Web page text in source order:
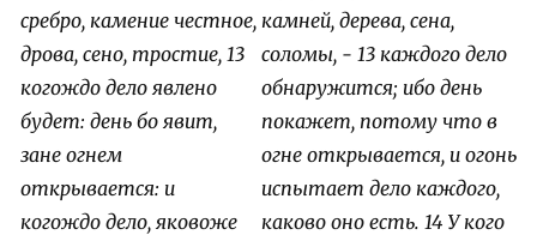
сребро, камение честное,
дрова, сено, тростие, 13
когождо дело явлено
будет: день бо явит,
зане огнем
открывается: и
когождо дело, яковоже
камней, дерева, сена,
соломы, - 13 каждого дело
обнаружится; ибо день
покажет, потому что в
огне открывается, и огонь
испытает дело каждого,
каково оно есть. 14 У кого